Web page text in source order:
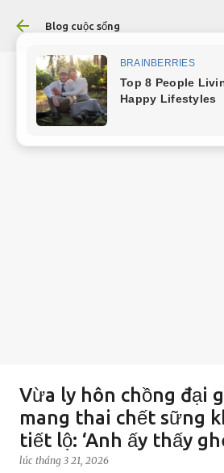
Chuyển đến nội dung
Blog cuộc sống
Vừa ly hôn chồng đại
mang thai chết sững
tiết lộ: ‘Anh ấy thấy
lúc tháng 3 21, 2026